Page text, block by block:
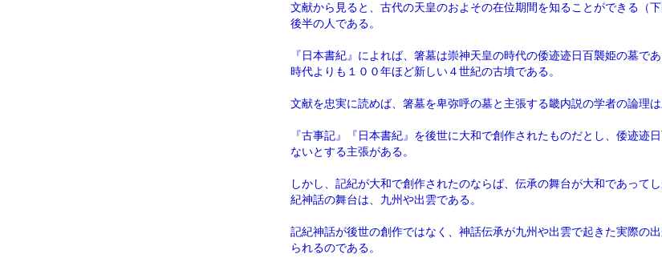
文献から見ると、古代の天皇のおよその在位期間を知ることができる（
後半の人である。
『日本書紀』によれば、箸墓は崇神天皇の時代の倭迹迹日百襲姫の墓で
時代よりも１００年ほど新しい４世紀の古墳である。
文献を忠実に読めば、箸墓を卑弥呼の墓と主張する畿内説の学者の論理は
『古事記』『日本書紀』を後世に大和で創作されたものだとし、倭迹迹
ないとする主張がある。
しかし、記紀が大和で創作されたのならば、伝承の舞台が大和であって
紀神話の舞台は、九州や出雲である。
記紀神話が後世の創作ではなく、神話伝承が九州や出雲で起きた実際の
られるのである。